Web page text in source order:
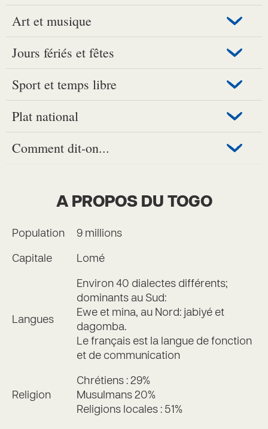
Art et musique
Jours fériés et fêtes
Sport et temps libre
Plat national
Comment dit-on...
A PROPOS DU TOGO
Population 9 millions
Capitale Lomé
Langues
Environ 40 dialectes différents;
dominants au Sud:
Ewe et mina, au Nord: jabiyé et
dagomba.
Le français est la langue de fonction
et de communication
Religion
Chrétiens : 29%
Musulmans 20%
Religions locales : 51%